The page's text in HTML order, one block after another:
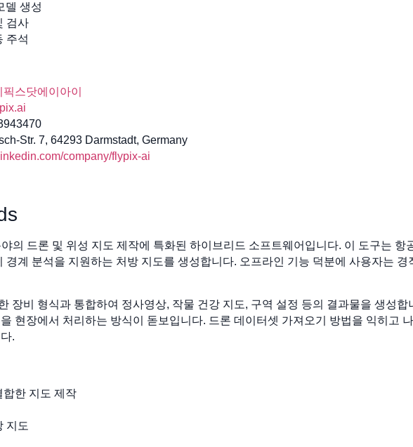
델 생성
검사
주석
픽스닷에이아이
Str. 7, 64293 Darmstadt, Germany
company/flypix-ai
의 드론 및 위성 지도 제작에 특화된 하이브리드 소프트웨어입니다. 이 도구는 항
경계 분석을 지원하는 처방 지도를 생성합니다. 오프라인 기능 덕분에 사용자는
장비 형식과 통합하여 정사영상, 작물 건강 지도, 구역 설정 등의 결과물을 생성합
현장에서 처리하는 방식이 돋보입니다. 드론 데이터셋 가져오기 방법을 익히고
.
합한 지도 제작
지도